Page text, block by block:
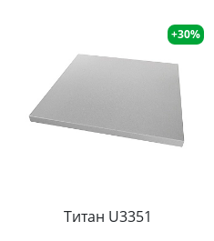
+30%
Титан U3351